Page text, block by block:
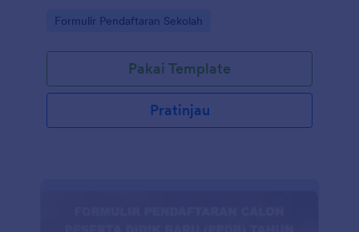
Go to Category:
Formulir Pendaftaran Sekolah
Pakai Template
Pratinjau